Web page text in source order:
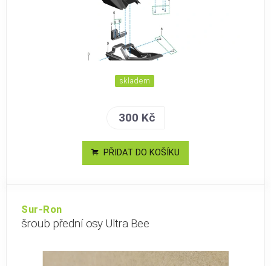
skladem
300 Kč
PŘIDAT DO KOŠÍKU
Sur-Ron
šroub přední osy Ultra Bee